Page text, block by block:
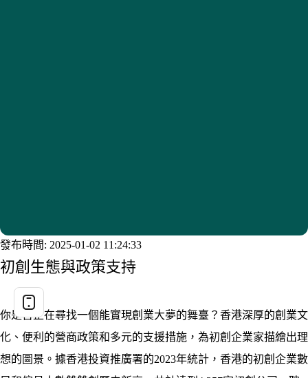
發布時間: 2025-01-02 11:24:33
初創生態與政策支持
你是否正在尋找一個能實現創業大夢的舞臺？香港深厚的創業文
化、便利的營商政策和多元的支援措施，為初創企業家描繪出理
想的圖景。據香港投資推廣署的2023年統計，香港的初創企業數